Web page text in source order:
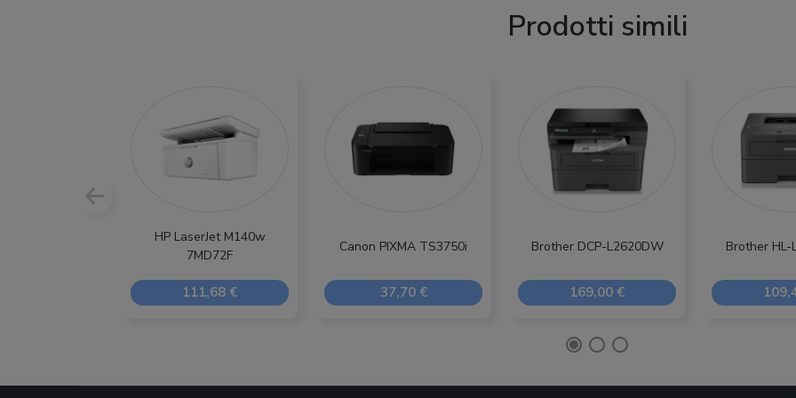
Prodotti simili
HP LaserJet M140w
7MD72F
111,68 €
Canon PIXMA TS3750i
37,70 €
Brother DCP-L2620DW
169,00 €
Brother HL-